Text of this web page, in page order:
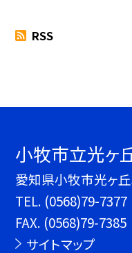
RSS
小牧市立光ヶ
愛知県小牧市光ヶ
TEL. (0568)79-7377
FAX. (0568)79-7385
サイトマップ